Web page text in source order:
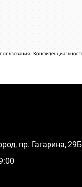
пр. Гагарина, 29Б